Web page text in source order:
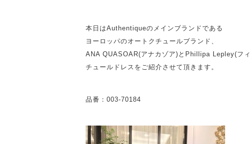
本日はAuthentiqueのメインブランドである
ヨーロッパのオートクチュールブランド、
ANA QUASOAR(アナカゾア)とPhillipa Lepley(フィ
チュールドレスをご紹介させて頂きます。
品番：003-70184